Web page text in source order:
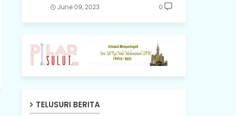
June 09, 2023 0
TELUSURI BERITA